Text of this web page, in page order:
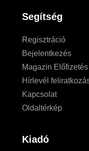
Segítség
Regisztráció
Bejelentkezés
Magazin Előfizetés
Hírlevél
Kapcsolat
Oldaltérkép
Kiadó